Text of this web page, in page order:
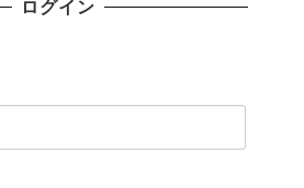
ログイン